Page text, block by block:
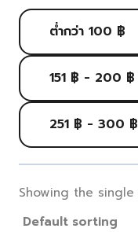
ต่ำกว่า 100 ฿
151 ฿ - 200 ฿
251 ฿ - 300 ฿
Showing the